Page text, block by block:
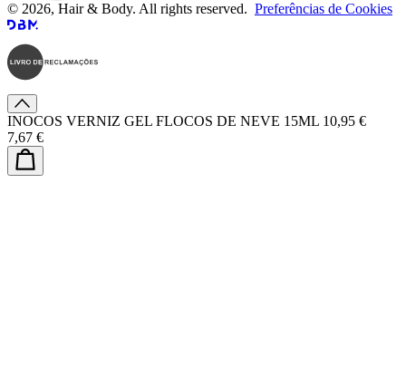
© 2026, Hair & Body. All rights reserved. Preferências de Cookies
INOCOS VERNIZ GEL FLOCOS DE NEVE 15ML 10,95 €
7,67 €